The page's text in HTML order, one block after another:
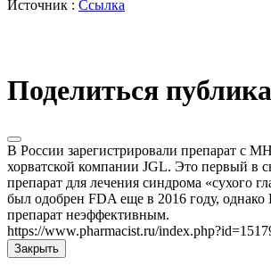
Источник : Ссылка
Поделиться
В России зарегистрировали препарат с
хорватской компании JGL. Это первый в
препарат для лечения синдрома «сухого
был одобрен FDA еще в 2016 году, однако
препарат неэффективным.
https://www.pharmacist.ru/
Закрыть